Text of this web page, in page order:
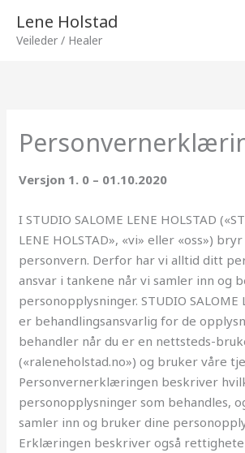
rettLene Holstad
Veileder / Healer
Versjon 1. 0 – 01.10.2020
I STUDIO SALOME LENE HOLSTAD
LENE HOLSTAD», «vi» eller «oss»)
personvern. Derfor har vi alltid ditt
ansvar i tankene når vi samler inn og
personopplysninger. STUDIO SALOME
er behandlingsansvarlig for de
behandler når du er en nettsteds-
(«raleneholstad.no») og bruker våre
Personvernerklæringen beskriver
personopplysninger som behandles,
samler inn og bruker dine
Erklæringen beskriver også